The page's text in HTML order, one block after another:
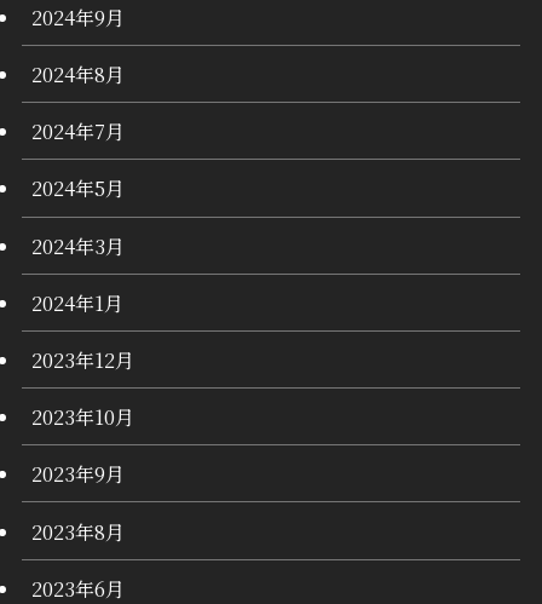
2024年9月
2024年8月
2024年7月
2024年5月
2024年3月
2024年1月
2023年12月
2023年10月
2023年9月
2023年8月
2023年6月